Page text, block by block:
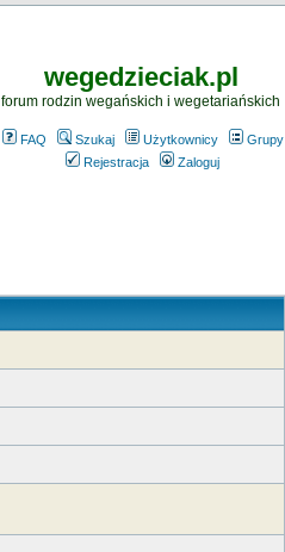
wegedzieciak.pl
forum rodzin wegańskich i wegetariańskich
FAQ Szukaj Użytkownicy
Grupy
Rejestracja
Zaloguj